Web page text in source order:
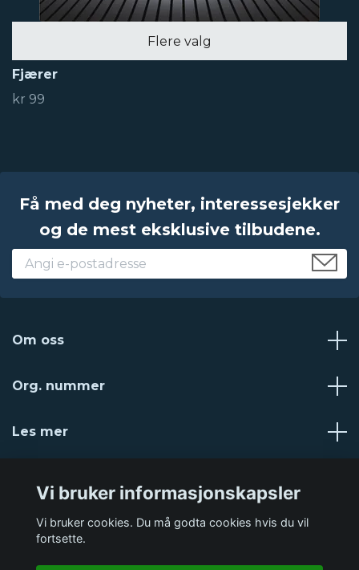
Flere valg
Fjærer
kr 99
Få med deg nyheter, interessesjekker
og de mest eksklusive tilbudene.
Om oss
Org. nummer
Les mer
Vi bruker informasjonskapsler
Vi bruker cookies. Du må godta cookies hvis du vil
fortsette.